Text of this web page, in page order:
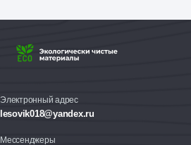
Электронный адрес
lesovik018@yandex.ru
Мессенджеры